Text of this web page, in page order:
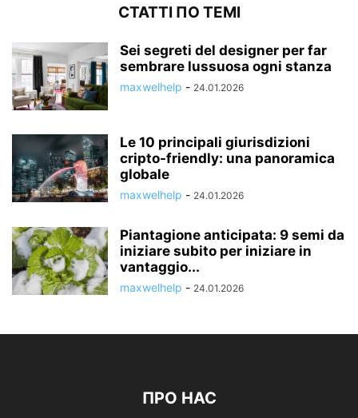
СТАТТІ ПО ТЕМІ
Sei segreti del designer per far
sembrare lussuosa ogni stanza
maxwelhelp - 24.01.2026
Le 10 principali giurisdizioni
cripto-friendly: una panoramica
globale
maxwelhelp - 24.01.2026
Piantagione anticipata: 9 semi da
iniziare subito per iniziare in
vantaggio...
maxwelhelp - 24.01.2026
ПРО НАС